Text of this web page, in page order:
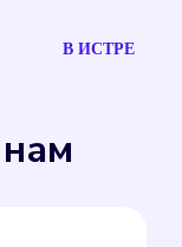
В ИСТРЕ